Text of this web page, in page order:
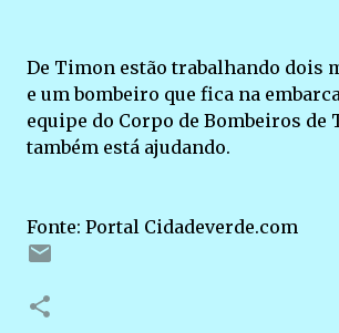
De Timon estão trabalhando dois
e um bombeiro que fica na
equipe do Corpo de Bombeiros de
também está ajudando.
Fonte: Portal Cidadeverde.com